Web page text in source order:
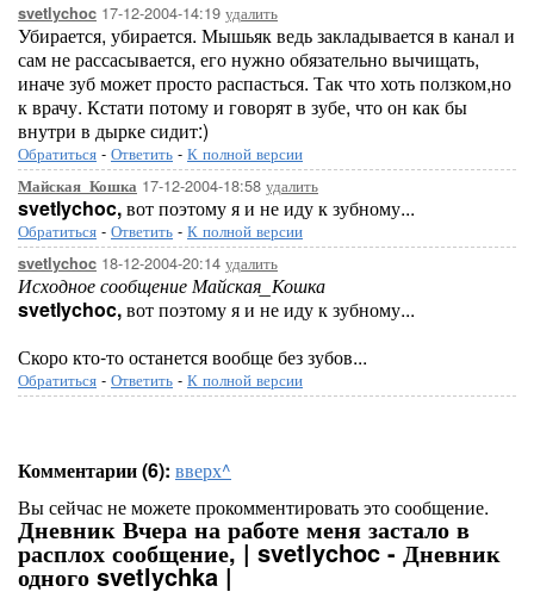
svetlychoc 17-12-2004-14:19 удалить
Убирается, убирается. Мышьяк ведь закладывается в канал и
сам не рассасывается, его нужно обязательно вычищать,
иначе зуб может просто распасться. Так что хоть ползком,но
к врачу. Кстати потому и говорят в зубе, что он как бы
внутри в дырке сидит:)
Обратиться - Ответить - К полной версии
Майская_Кошка 17-12-2004-18:58 удалить
svetlychoc,вот поэтому я и не иду к зубному...
Обратиться - Ответить - К полной версии
svetlychoc 18-12-2004-20:14 удалить
Исходное сообщение Майская_Кошка
svetlychoc,вот поэтому я и не иду к зубному...
Скоро кто-то останется вообще без зубов...
Обратиться - Ответить - К полной версии
Комментарии (6): вверх^
Вы сейчас не можете прокомментировать это сообщение.
Дневник Вчера на работе меня застало в
расплох сообщение, | svetlychoc - Дневник
одного svetlychka |